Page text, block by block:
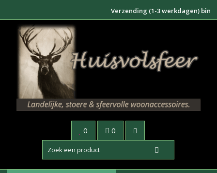
inhoud
Verzending (1-3 werkdagen) binnen
0 0